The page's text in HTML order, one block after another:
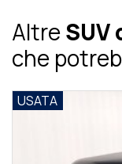
AltreSUV
che
USATA